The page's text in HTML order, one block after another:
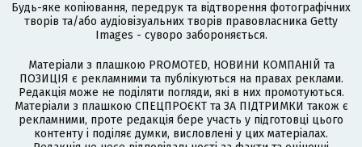
Будь-яке копіювання, передрук та відтворення фотографічних
творів та/або аудіовізуальних творів правовласника Getty
Images - суворо забороняється.
Матеріали з плашкою PROMOTED, НОВИНИ КОМПАНІЙ та
ПОЗИЦІЯ є рекламними та публікуються на правах реклами.
Редакція може не поділяти погляди, які в них промотуються.
Матеріали з плашкою СПЕЦПРОЄКТ та ЗА ПІДТРИМКИ також є
рекламними, проте редакція бере участь у підготовці цього
контенту і поділяє думки, висловлені у цих матеріалах.